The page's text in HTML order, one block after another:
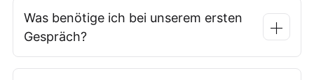
Was benötige ich bei unserem ersten
Gespräch?